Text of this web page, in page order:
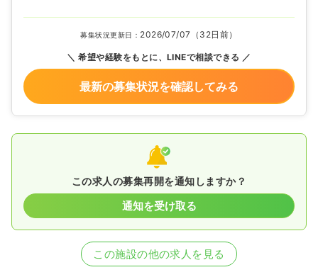
募集状況更新日： 2026/07/07（32日前）
希望や経験をもとに、LINEで相談できる
最新の募集状況を確認してみる
この求人の募集再開を通知しますか？
通知を受け取る
この施設の他の求人を見る